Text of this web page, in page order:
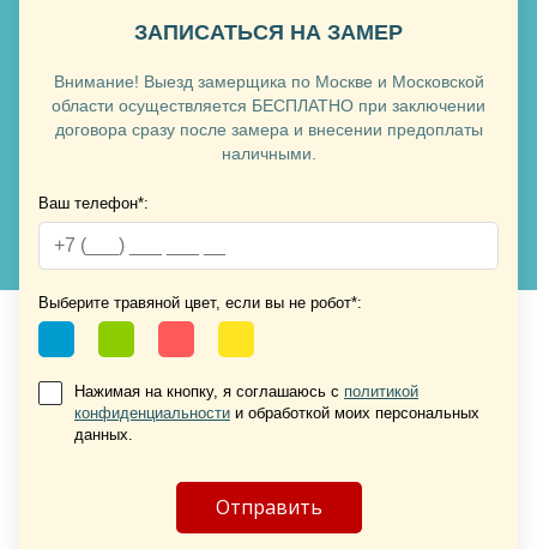
Хочу такую
Хочу такую
Хочу такую
Хочу такую
ЗАПИСАТЬСЯ НА ЗАМЕР
Внимание! Выезд замерщика по Москве и Московской
области осуществляется БЕСПЛАТНО при заключении
договора сразу после замера и внесении предоплаты
наличными.
Ваш телефон*:
Выберите травяной цвет, если вы не робот*:
Нажимая на кнопку, я соглашаюсь с политикой
конфиденциальности и обработкой моих персональных
данных.